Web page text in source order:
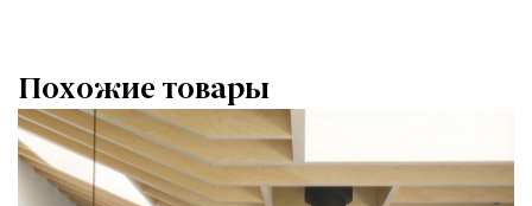
Похожие товары